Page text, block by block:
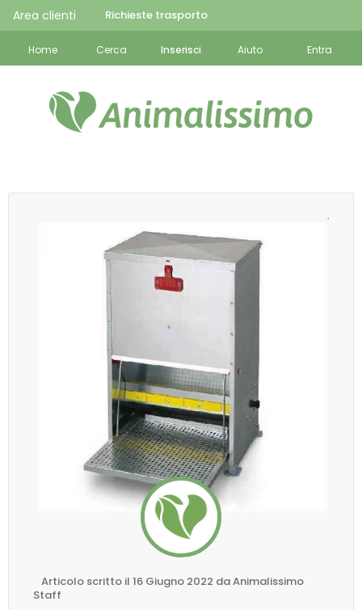
Area clienti Richieste trasporto
Home Cerca Inserisci Aiuto Entra
Articolo scritto il 16 Giugno 2022 da Animalissimo
Staff